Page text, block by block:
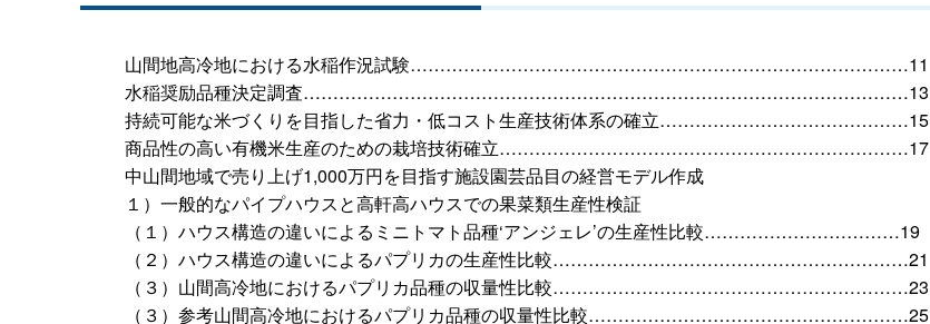
山間地高冷地における水稲作況試験…………………………………………………………………………11
水稲奨励品種決定調査…………………………………………………………………………………………13
持続可能な米づくりを目指した省力・低コスト生産技術体系の確立……………………………………15
商品性の高い有機米生産のための栽培技術確立……………………………………………………………17
中山間地域で売り上げ1,000万円を目指す施設園芸品目の経営モデル作成
１）一般的なパイプハウスと高軒高ハウスでの果菜類生産性検証
（１）ハウス構造の違いによるミニトマト品種‘アンジェレ’の生産性比較……………………………19
（２）ハウス構造の違いによるパプリカの生産性比較……………………………………………………21
（３）山間高冷地におけるパプリカ品種の収量性比較……………………………………………………23
（３）参考山間高冷地におけるパプリカ品種の収量性比較………………………………………………25